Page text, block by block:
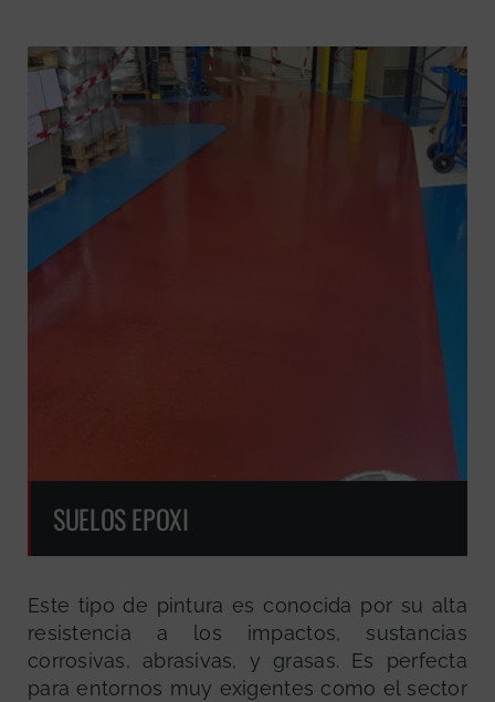
SUELOS EPOXI
Este tipo de pintura es conocida por su alta
resistencia a los impactos, sustancias
corrosivas, abrasivas, y grasas. Es perfecta
para entornos muy exigentes como el sector